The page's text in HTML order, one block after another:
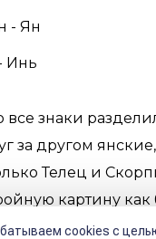
- Ян
Инь
все знаки
за другом
Телец и
картину как
а поменялись
cookies с